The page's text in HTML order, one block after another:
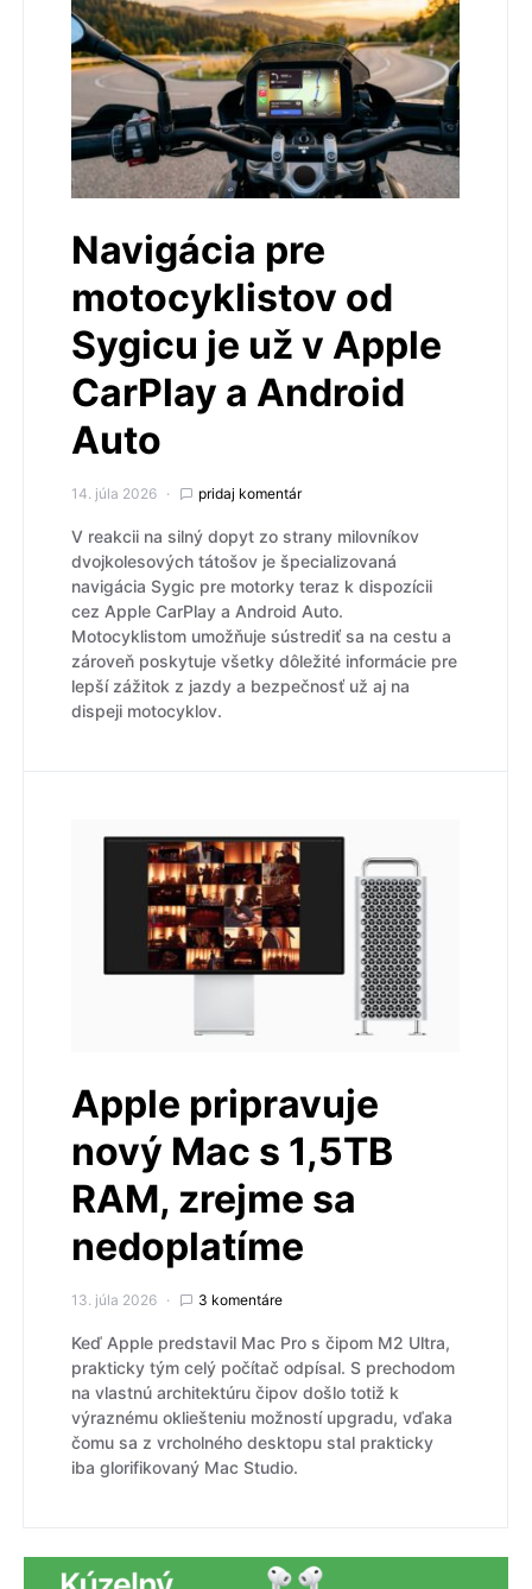
Navigácia pre
motocyklistov od
Sygicu je už v Apple
CarPlay a Android
Auto
14. júla 2026 pridaj komentár
V reakcii na silný dopyt zo strany milovníkov
dvojkolesových tátošov je špecializovaná
navigácia Sygic pre motorky teraz k dispozícii
cez Apple CarPlay a Android Auto.
Motocyklistom umožňuje sústrediť sa na cestu a
zároveň poskytuje všetky dôležité informácie pre
lepší zážitok z jazdy a bezpečnosť už aj na
dispeji motocyklov.
Apple pripravuje
nový Mac s 1,5TB
RAM, zrejme sa
nedoplatíme
13. júla 2026 3 komentáre
Keď Apple predstavil Mac Pro s čipom M2 Ultra,
prakticky tým celý počítač odpísal. S prechodom
na vlastnú architektúru čipov došlo totiž k
výraznému okliešteniu možností upgradu, vďaka
čomu sa z vrcholného desktopu stal prakticky
iba glorifikovaný Mac Studio.